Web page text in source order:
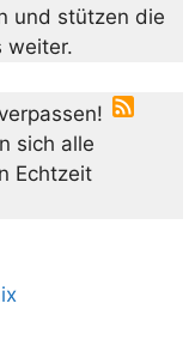
und stützen die
weiter.
sich alle
Echtzeit